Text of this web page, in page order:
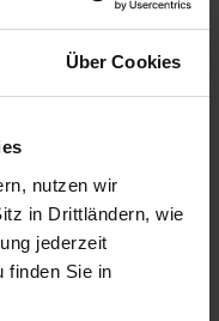
Über Cookies
nutzen wir
in Drittländern, wie
jederzeit
finden Sie in